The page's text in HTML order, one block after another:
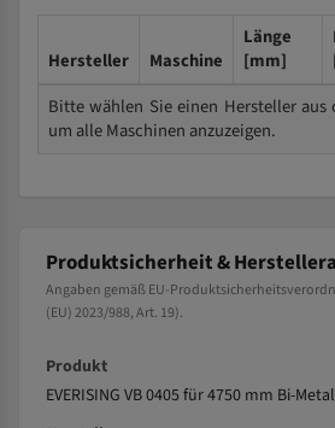
Hersteller Maschine
Länge
[mm]
Bitte wählen Sie einen Hersteller aus
um alle Maschinen anzuzeigen.
Produktsicherheit &
Angaben gemäß EU-
(EU) 2023/988, Art. 19).
Produkt
EVERISING VB 0405 für 4750 mm Bi-